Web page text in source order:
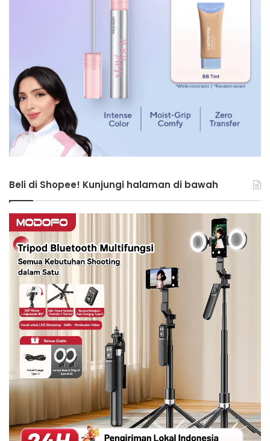
Beli di Shopee! Kunjungi halaman di bawah